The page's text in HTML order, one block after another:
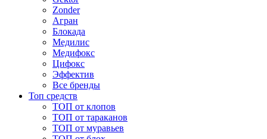
Zonder
Агран
Блокада
Медилис
Медифокс
Цифокс
Эффектив
Все бренды
Топ средств
ТОП от клопов
ТОП от тараканов
ТОП от муравьев